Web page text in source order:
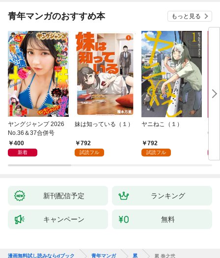
青年マンガのおすすめ本 もっと見る
ヤングジャンプ 2026
No.36＆37合併号
400
新着
妹は知っている（１）
792
試読フル
ヤニねこ（１）
792
試読フル
6・
新刊配信予定 ランキング
キャンペーン 無料
漫画無料試し読みならdブック 青年マンガ 累 累 巻之弐